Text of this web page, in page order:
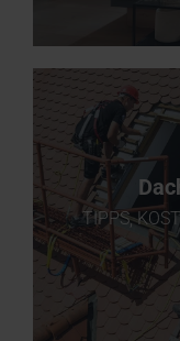
TIPPS,